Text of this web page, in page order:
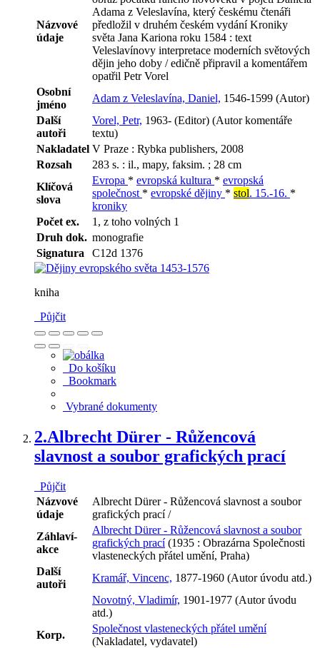
Názvové
údaje
Adama z Veleslavína, který českému čtenáři
předložil v druhém českém vydání Kroniky
světa Jana Kariona roku 1584 : text
Veleslavínovy interpretace moderních světových
dějin jeho doby / edičně připravil a komentářem
opatřil Petr Vorel
Osobní
jméno
Adam z Veleslavína, Daniel, 1546-1599 (Autor)
Další
autoři
Vorel, Petr, 1963- (Editor) (Autor komentáře
textu)
Nakladatel V Praze : Rybka publishers, 2008
Rozsah
283 s. : il., mapy, faksim. ; 28 cm
Klíčová
slova
Evropa * evropská kultura * evropská
společnost * evropské dějiny * stol. 15.-16. *
kroniky
Počet ex.
1, z toho volných 1
Druh dok. monografie
Signatura
C12d 1376
kniha
Půjčit
Do košíku
Bookmark
Vybrané dokumenty
2.Albrecht Dürer - Růžencová
slavnost a soubor grafických prací
Půjčit
Názvové
údaje
Albrecht Dürer - Růžencová slavnost a soubor
grafických prací /
Záhlaví-
akce
Albrecht Dürer - Růžencová slavnost a soubor
grafických prací(1935 : Obrazárna Společnosti
vlasteneckých přátel umění, Praha)
Další
autoři
Kramář, Vincenc, 1877-1960 (Autor úvodu atd.)
Novotný, Vladimír, 1901-1977 (Autor úvodu
atd.)
Korp.
Společnost vlasteneckých přátel umění
(Nakladatel, vydavatel)